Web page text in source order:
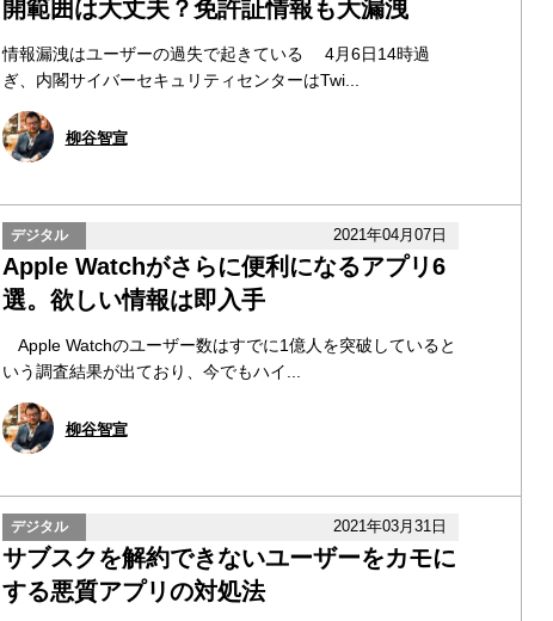
開範囲は大丈夫？免許証情報も大漏洩
情報漏洩はユーザーの過失で起きている 4月6日14時過
ぎ、内閣サイバーセキュリティセンターはTwi...
柳谷智宣
デジタル 2021年04月07日
Apple Watchがさらに便利になるアプリ6
選。欲しい情報は即入手
Apple Watchのユーザー数はすでに1億人を突破していると
いう調査結果が出ており、今でもハイ...
柳谷智宣
デジタル 2021年03月31日
サブスクを解約できないユーザーをカモに
する悪質アプリの対処法